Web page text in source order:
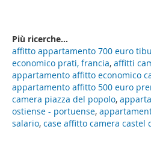
Più ricerche...
affitto appartamento 700 euro
economico prati, francia, affitti
appartamento affitto economico
appartamento affitto 500 euro
camera piazza del popolo,
ostiense - portuense,
salario, case affitto camera castel